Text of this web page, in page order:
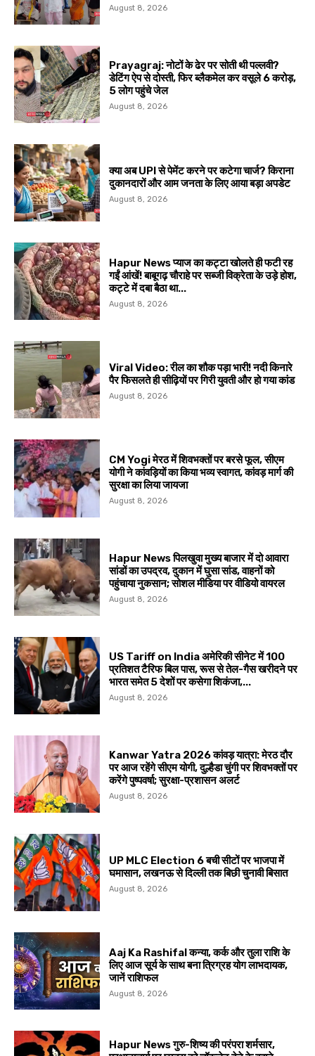
August 8, 2026
Prayagraj: नोटों के ढेर पर सोती थी पल्लवी?
डेटिंग ऐप से दोस्ती, फिर ब्लैकमेल कर वसूले ₹6 करोड़,
5 लोग पहुंचे जेल
August 8, 2026
क्या अब UPI से पेमेंट करने पर कटेगा चार्ज? किराना
दुकानदारों और आम जनता के लिए आया बड़ा अपडेट
August 8, 2026
Hapur News प्याज का कट्टा खोलते ही फटी रह
गईं आंखें! बाबूगढ़ चौराहे पर सब्जी विक्रेता के उड़े होश,
कट्टे में दबा बैठा था...
August 8, 2026
Viral Video: रील का शौक पड़ा भारी! नदी किनारे
पैर फिसलते ही सीढ़ियों पर गिरी युवती और हो गया कांड
August 8, 2026
CM Yogi मेरठ में शिवभक्तों पर बरसे फूल, सीएम
योगी ने कांवड़ियों का किया भव्य स्वागत, कांवड़ मार्ग की
सुरक्षा का लिया जायजा
August 8, 2026
Hapur News पिलखुवा मुख्य बाजार में दो आवारा
सांडों का उपद्रव, दुकान में घुसा सांड, वाहनों को
पहुंचाया नुकसान; सोशल मीडिया पर वीडियो वायरल
August 8, 2026
US Tariff on India अमेरिकी सीनेट में 100
प्रतिशत टैरिफ बिल पास, रूस से तेल-गैस खरीदने पर
भारत समेत 5 देशों पर कसेगा शिकंजा,...
August 8, 2026
Kanwar Yatra 2026 कांवड़ यात्रा: मेरठ दौर
पर आज रहेंगे सीएम योगी, दुल्हैडा चुंगी पर शिवभक्तों पर
करेंगे पुष्पवर्षा; सुरक्षा-प्रशासन अलर्ट
August 8, 2026
UP MLC Election 6 बची सीटों पर भाजपा में
घमासान, लखनऊ से दिल्ली तक बिछी चुनावी बिसात
August 8, 2026
Aaj Ka Rashifal कन्या, कर्क और तुला राशि के
लिए आज सूर्य के साथ बना त्रिग्रह योग लाभदायक,
जानें राशिफल
August 8, 2026
Hapur News गुरु-शिष्य की परंपरा शर्मसार,